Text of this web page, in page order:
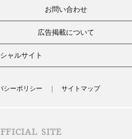
お問い合わせ
広告掲載について
ャルサイト
シーポリシー サイトマップ
SITE